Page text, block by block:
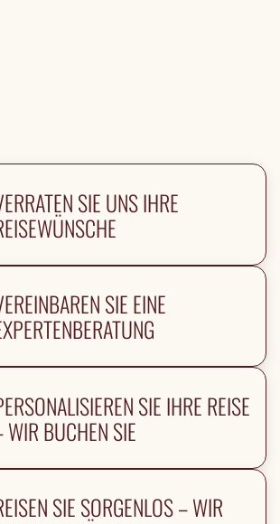
SIE UNS IHRE
SIE EINE
SIE IHRE REISE
WIR BUCHEN SIE
SIE SORGENLOS – WIR